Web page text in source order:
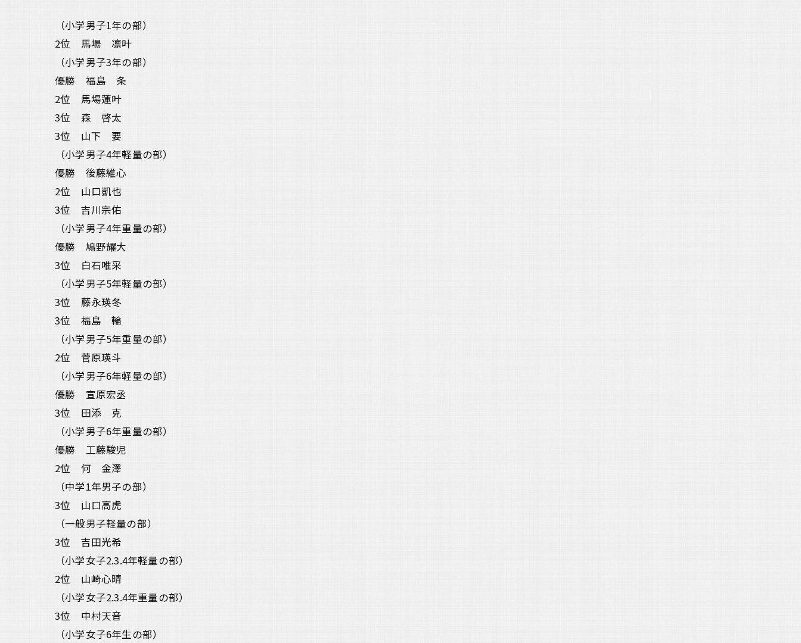
（小学男子1年の部）
2位 馬場 凛叶
（小学男子3年の部）
優勝 福島 条
2位 馬場蓮叶
3位 森 啓太
3位 山下 要
（小学男子4年軽量の部）
優勝 後藤維心
2位 山口凱也
3位 吉川宗佑
（小学男子4年重量の部）
優勝 鳩野耀大
3位 白石唯采
（小学男子5年軽量の部）
3位 藤永瑛冬
3位 福島 輪
（小学男子5年重量の部）
2位 菅原瑛斗
（小学男子6年軽量の部）
優勝 宣原宏丞
3位 田添 克
（小学男子6年重量の部）
優勝 工藤駿児
2位 何 金澤
（中学1年男子の部）
3位 山口高虎
（一般男子軽量の部）
3位 吉田光希
（小学女子2.3.4年軽量の部）
2位 山崎心晴
（小学女子2.3.4年重量の部）
3位 中村天音
（小学女子6年生の部）